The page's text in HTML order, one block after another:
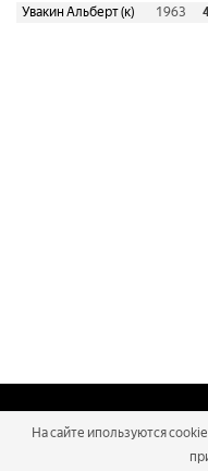
Увакин Альберт (к)
1963
На сайте ипользуются